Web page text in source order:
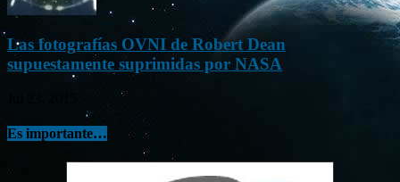
Las fotografías OVNI de Robert Dean
supuestamente suprimidas por NASA
Es importante…